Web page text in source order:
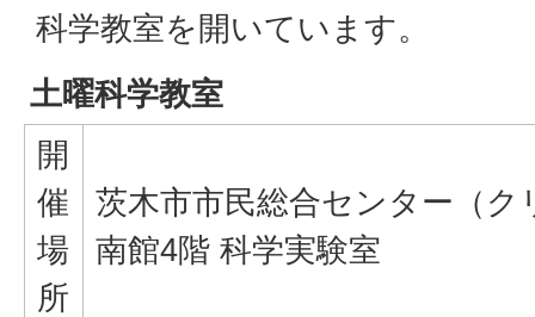
科学教室を開いています。
土曜科学教室
開
催
場
所
茨木市市民総合センター（
南館4階 科学実験室